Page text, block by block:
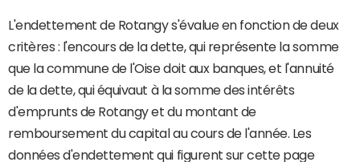
L'endettement de Rotangy s'évalue en fonction de deux
critères : l'encours de la dette, qui représente la somme
que la commune de l'Oise doit aux banques, et l'annuité
de la dette, qui équivaut à la somme des intérêts
d'emprunts de Rotangy et du montant de
remboursement du capital au cours de l'année. Les
données d'endettement qui figurent sur cette page